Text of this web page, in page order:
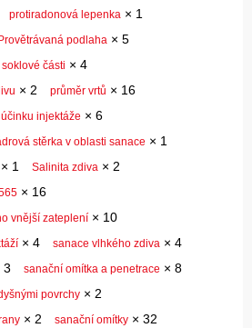
protiradonová lepenka × 1
Provětrávaná podlaha × 5
části × 4
× 2 průměr vrtů × 16
injektáže × 6
stěrka v oblasti sanace × 1
× 1 Salinita zdiva × 2
× 16
vnější zateplení × 10
× 4 sanace vlhkého zdiva × 4
3 sanační omítka a penetrace × 8
povrchy × 2
× 2 sanační omítky × 32